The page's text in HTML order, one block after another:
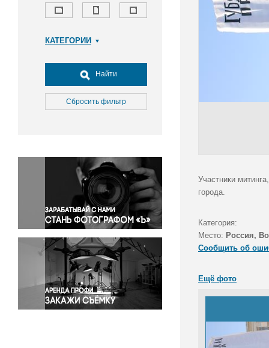
КАТЕГОРИИ
Досуг, туризм и отдых
Культура
Медицина
Окружающая среда
Политика
Правосудие
Происшествия и конфликты
Религия
Светская жизнь
Спорт
Экология
Экономика и бизнес
Найти
Сбросить фильтр
Участники
города.
Категория:
Место: Россия,
Сообщить об
Ещё фото